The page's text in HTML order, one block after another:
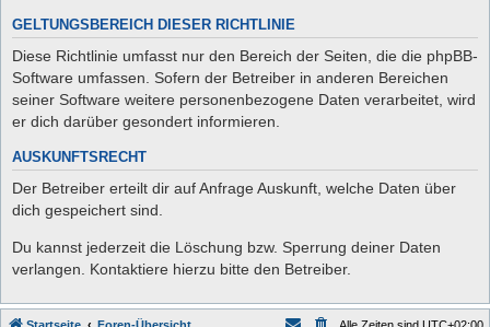
GELTUNGSBEREICH DIESER RICHTLINIE
Diese Richtlinie umfasst nur den Bereich der Seiten, die die phpBB-
Software umfassen. Sofern der Betreiber in anderen Bereichen
seiner Software weitere personenbezogene Daten verarbeitet, wird
er dich darüber gesondert informieren.
AUSKUNFTSRECHT
Der Betreiber erteilt dir auf Anfrage Auskunft, welche Daten über
dich gespeichert sind.
Du kannst jederzeit die Löschung bzw. Sperrung deiner Daten
verlangen. Kontaktiere hierzu bitte den Betreiber.